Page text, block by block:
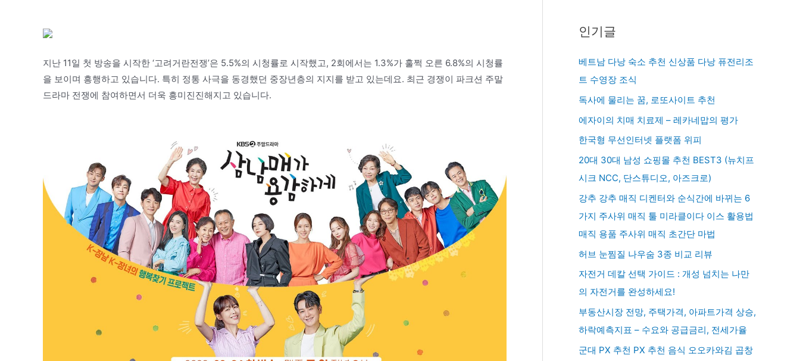
지난 11일 첫 방송을 시작한 ‘고려거란전쟁’은 5.5%의 시청률로 시작했고, 2회에서는 1.3%가 훌쩍 오른 6.8%의 시청률
을 보이며 흥행하고 있습니다. 특히 정통 사극을 동경했던 중장년층의 지지를 받고 있는데요. 최근 경쟁이 파크션 주말
드라마 전쟁에 참여하면서 더욱 흥미진진해지고 있습니다.
인기글
베트남 다낭 숙소 추천 신상품 다낭 퓨전리조
트 수영장 조식
독사에 물리는 꿈, 로또사이트 추천
에자이의 치매 치료제 – 레카네맙의 평가
한국형 무선인터넷 플랫폼 위피
20대 30대 남성 쇼핑몰 추천 BEST3 (뉴치프
시크 NCC, 단스튜디오, 아즈크로)
강추 강추 매직 디켄터와 순식간에 바뀌는 6
가지 주사위 매직 툴 미라클이다 이스 활용법
매직 용품 주사위 매직 초간단 마법
허브 눈찜질 나우숨 3종 비교 리뷰
자전거 데칼 선택 가이드 : 개성 넘치는 나만
의 자전거를 완성하세요!
부동산시장 전망, 주택가격, 아파트가격 상승,
하락예측지표 – 수요와 공급금리, 전세가율
군대 PX 추천 PX 추천 음식 오오카와김 곱창